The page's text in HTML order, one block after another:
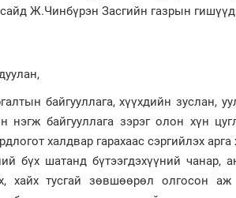
Ж.Чинбүрэн Засгийн газрын
байгууллага, хүүхдийн зуслан,
нэгж байгууллага зэрэг олон хүн
халдвар гарахаас сэргийлэх
бүх шатанд бүтээгдэхүүний чанар,
хайх тусгай зөвшөөрөл олгосон аж